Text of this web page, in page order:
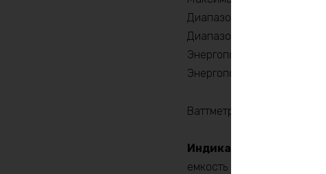
Диапазон напряжения, V 0-
Диапазон силы тока, A 0-
Энергопотребление во
Энергопотребление при
Ваттметр (кулометр) ЕК
Индикатор заряда
емкость в ампер/часах